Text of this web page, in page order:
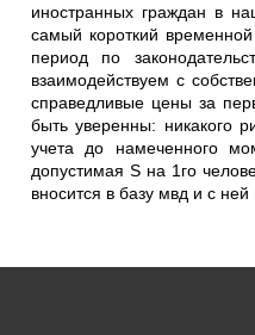
иностранных граждан в
самый короткий
период по
взаимодействуем с
справедливые цены за
быть уверенны: никакого
учета до намеченного
допустимая S на 1го
вносится в базу мвд и с